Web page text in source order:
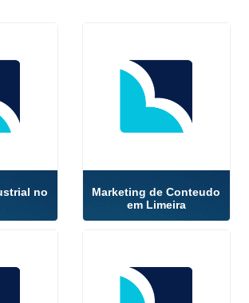
no
Marketing de Conteudo
em Limeira